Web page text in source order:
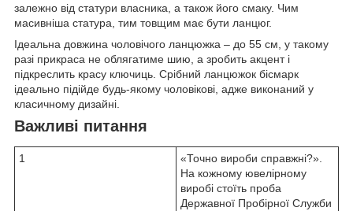
залежно від статури власника, а також його смаку. Чим
масивніша статура, тим товщим має бути ланцюг.
Ідеальна довжина чоловічого ланцюжка – до 55 см, у такому
разі прикраса не облягатиме шию, а зробить акцент і
підкреслить красу ключиць. Срібний ланцюжок бісмарк
ідеально підійде будь-якому чоловікові, адже виконаний у
класичному дизайні.
Важливі питання
1
«Точно вироби справжні?».
На кожному ювелірному
виробі стоїть проба
Державної Пробірної Служби